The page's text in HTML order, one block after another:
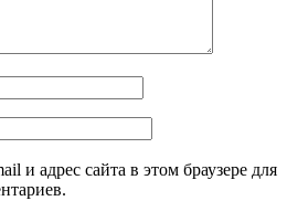
и адрес сайта в этом браузере для